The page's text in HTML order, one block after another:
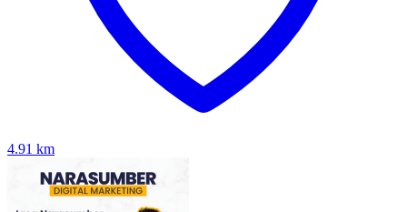
4.91 km